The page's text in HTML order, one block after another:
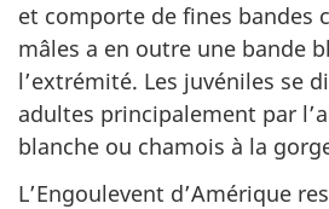
et comporte de fines bandes
mâles a en outre une bande
l’extrémité. Les juvéniles se
adultes principalement par
blanche ou chamois à la
L’Engoulevent d’Amérique